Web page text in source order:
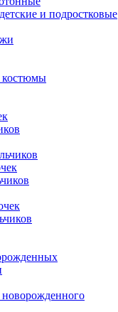
и подростковые
костюмы